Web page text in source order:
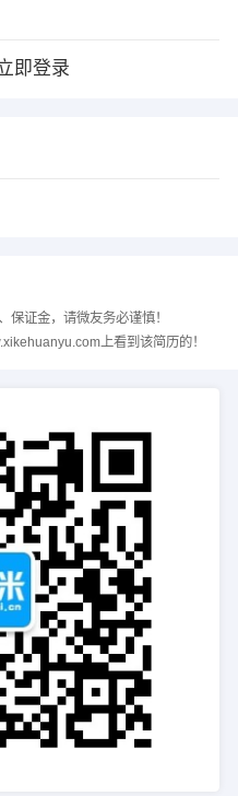
即登录
保证金，请微友务必谨慎！
上看到该简历的！